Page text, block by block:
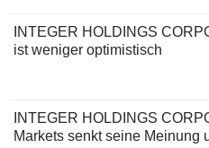
INTEGER HOLDINGS
ist weniger optimistisch
INTEGER HOLDINGS
Markets senkt seine Meinung